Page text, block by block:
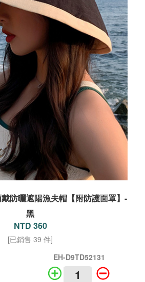
防曬遮陽漁夫帽【附防護面罩】-
黑
NTD 360
[已銷售 39 件]
EH-D9TD52131